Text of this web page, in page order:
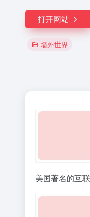
打开网站
墙外世界
美国著名的互